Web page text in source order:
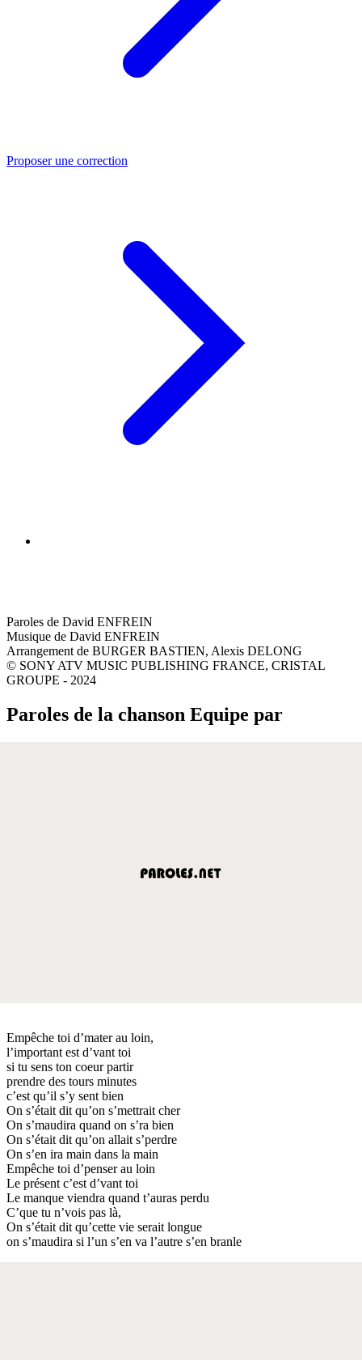
Proposer une correction
Paroles de David ENFREIN
Musique de David ENFREIN
Arrangement de BURGER BASTIEN, Alexis DELONG
© SONY ATV MUSIC PUBLISHING FRANCE, CRISTAL
GROUPE - 2024
Paroles de la chanson Equipe par
Empêche toi d’mater au loin,
l’important est d’vant toi
si tu sens ton coeur partir
prendre des tours minutes
c’est qu’il s’y sent bien
On s’était dit qu’on s’mettrait cher
On s’maudira quand on s’ra bien
On s’était dit qu’on allait s’perdre
On s’en ira main dans la main
Empêche toi d’penser au loin
Le présent c’est d’vant toi
Le manque viendra quand t’auras perdu
C’que tu n’vois pas là,
On s’était dit qu’cette vie serait longue
on s’maudira si l’un s’en va l’autre s’en branle